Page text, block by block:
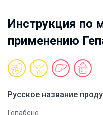
Инструкция по
применению
Русское название
Гепабене